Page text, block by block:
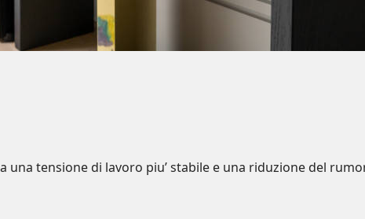
una tensione di lavoro piu’ stabile e una riduzione del